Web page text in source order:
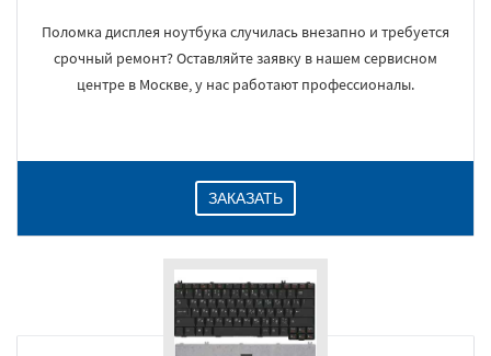
Поломка дисплея ноутбука случилась внезапно и требуется
срочный ремонт? Оставляйте заявку в нашем сервисном
центре в Москве, у нас работают профессионалы.
ЗАКАЗАТЬ